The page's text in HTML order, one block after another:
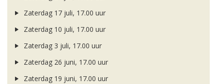
Zaterdag 17 juli, 17.00 uur
Zaterdag 10 juli, 17.00 uur
Zaterdag 3 juli, 17.00 uur
Zaterdag 26 juni, 17.00 uur
Zaterdag 19 juni, 17.00 uur